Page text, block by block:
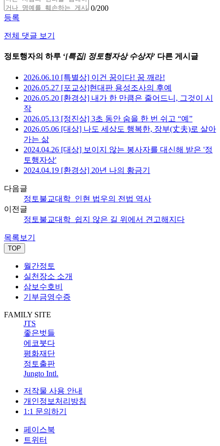
0/200
등록
전체 댓글 보기
정토행자의 하루 ‘[특집] 정토행자상 수상자’ 다른 게시글
2026.06.10 [특별상] 이건 꿈이다! 꿈 깨라!
2026.05.27 [포교상]현대판 용성조사의 후예
2026.05.20 [환경상] 내가 한 만큼은 줄어드니, 그것이 시
작
2026.05.13 [정진상] 3초 동안 숨을 한 번 쉬고 “예”
2026.05.06 [대상] 나도 세상도 행복한, 장부(丈夫)로 살아
가는 삶
2024.04.26 [대상] 보이지 않는 봉사자를 대신해 받은 '정
토행자상'
2024.04.19 [환경상] 20년 나의 황금기
다음글
정토불교대학_인현 법우의 전법 역사
이전글
정토불교대학_쉽지 않은 길 위에서 견고해지다
목록보기
TOP
월간정토
실천장소 소개
삼보수호비
기부금영수증
FAMILY SITE
JTS
좋은벗들
에코붓다
평화재단
정토출판
Jungto Intl.
저작물 사용 안내
개인정보처리방침
1:1 문의하기
페이스북
트위터